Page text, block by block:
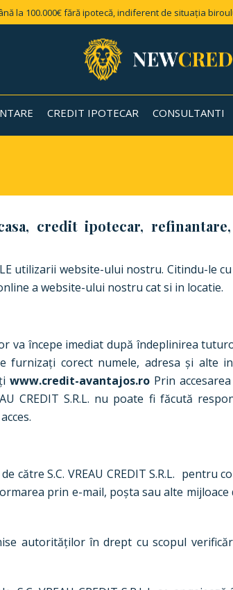
la 100.000€ fără ipotecă, indiferent de situația
CREDIT IPOTECAR CONSULTANTI
credit ipotecar,
utilizarii website-ului nostru. Citindu-le
a website-ului nostru cat si in locatie.
va începe imediat după îndeplinirea
furnizați corect numele, adresa și alte
www.credit-avantajos.roPrin
CREDIT S.R.L. nu poate fi făcută
către S.C. VREAU CREDIT S.R.L.
prin e-mail, poșta sau alte
autorităților în drept cu scopul